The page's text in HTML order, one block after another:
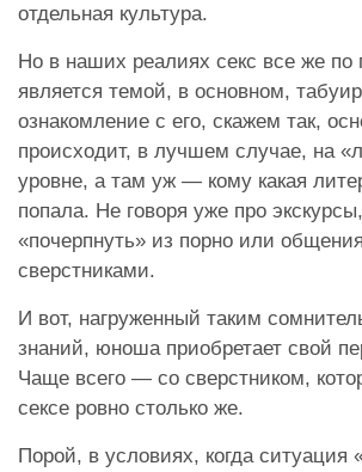
отдельная культура.
Но в наших реалиях секс все же по
является темой, в основном,
ознакомление с его, скажем так,
происходит, в лучшем случае, на
уровне, а там уж — кому какая
попала. Не говоря уже про
«почерпнуть» из порно или
сверстниками.
И вот, нагруженный таким
знаний, юноша приобретает свой
Чаще всего — со сверстником,
сексе ровно столько же.
Порой, в условиях, когда ситуация